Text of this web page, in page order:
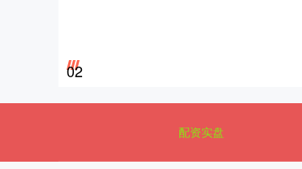
02
配资实盘